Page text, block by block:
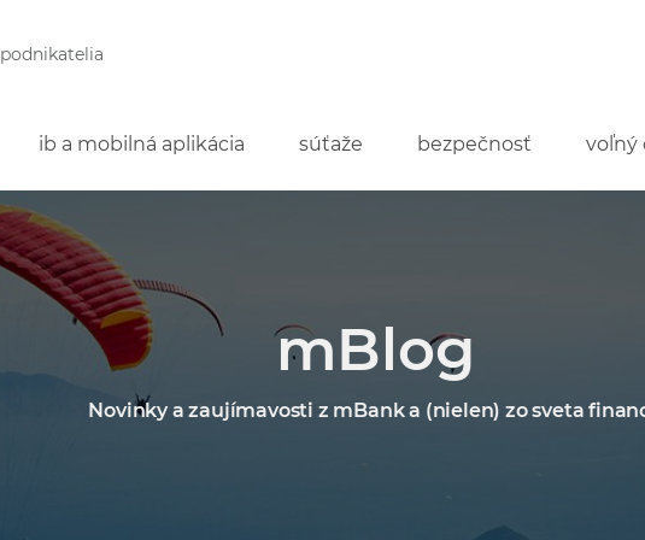
podnikatelia
ib a mobilná aplikácia súťaže bezpečnosť voľný
mBlog
Novinky a zaujímavosti z mBank a (nielen) zo sveta